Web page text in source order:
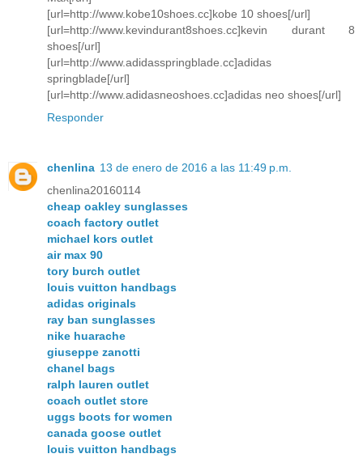
[url=http://www.kobe10shoes.cc]kobe 10 shoes[/url]
[url=http://www.kevindurant8shoes.cc]kevin durant 8
shoes[/url]
[url=http://www.adidasspringblade.cc]adidas
springblade[/url]
[url=http://www.adidasneoshoes.cc]adidas neo shoes[/url]
Responder
chenlina 13 de enero de 2016 a las 11:49 p.m.
chenlina20160114
cheap oakley sunglasses
coach factory outlet
michael kors outlet
air max 90
tory burch outlet
louis vuitton handbags
adidas originals
ray ban sunglasses
nike huarache
giuseppe zanotti
chanel bags
ralph lauren outlet
coach outlet store
uggs boots for women
canada goose outlet
louis vuitton handbags